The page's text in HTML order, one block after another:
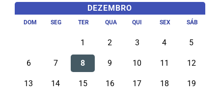
DEZEMBRO
DOM SEG TER QUA QUI SEX SÁB
1 2 3 4 5
6 7 8 9 10 11 12
13 14 15 16 17 18 19